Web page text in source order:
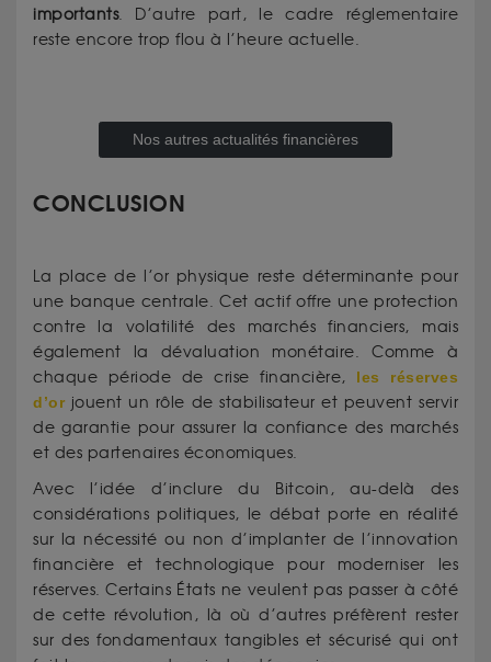
importants. D’autre part, le cadre réglementaire
reste encore trop flou à l’heure actuelle.
Nos autres actualités financières
CONCLUSION
La place de l’or physique reste déterminante pour
une banque centrale. Cet actif offre une protection
contre la volatilité des marchés financiers, mais
également la dévaluation monétaire. Comme à
chaque période de crise financière, les réserves
d’orjouent un rôle de stabilisateur et peuvent servir
de garantie pour assurer la confiance des marchés
et des partenaires économiques.
Avec l’idée d’inclure du Bitcoin, au-delà des
considérations politiques, le débat porte en réalité
sur la nécessité ou non d’implanter de l’innovation
financière et technologique pour moderniser les
réserves. Certains États ne veulent pas passer à côté
de cette révolution, là où d’autres préfèrent rester
sur des fondamentaux tangibles et sécurisé qui ont